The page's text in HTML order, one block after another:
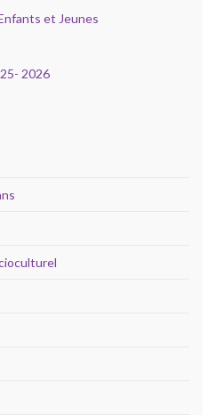
et Jeunes
2026